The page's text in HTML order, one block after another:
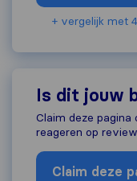
+ vergelijk met
Is dit jouw
Claim deze
reageren op
Claim deze